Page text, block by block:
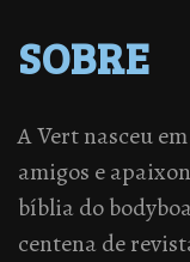
SOBRE
A Vert nasceu
amigos e
bíblia do
centena de